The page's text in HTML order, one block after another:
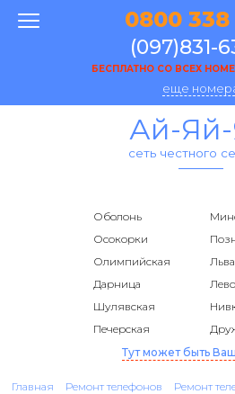
0800 338
(097)831-
БЕСПЛАТНО СО ВСЕХ
еще
Ай-
сеть честного
Оболонь
Осокорки
Олимпийская
Дарница
Шулявская
Печерская
Тут может быть
Главная Ремонт телефонов Ремонт